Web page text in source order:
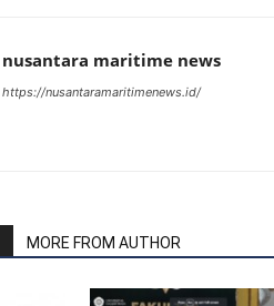
nusantara maritime news
https://nusantaramaritimenews.id/
MORE FROM AUTHOR